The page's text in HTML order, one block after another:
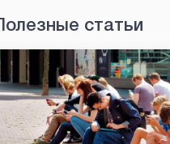
Полезные статьи